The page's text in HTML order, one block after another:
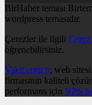
BirHaber teması
wordpress temasıdır.
Çerezler ile ilgili
öğrenebilirsiniz.
Vakit.com.tr, web sitesi
firmasının kaliteli
performans için VPS